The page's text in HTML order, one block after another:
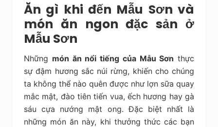
Ăn gì khi đến Mẫu Sơn và
món ăn ngon đặc sản ở
Mẫu Sơn
Những món ăn nổi tiếng của Mẫu Sơn thực
sự đậm hương sắc núi rừng, khiến cho chúng
ta không thể nào quên được như lợn sữa quay
mắc mật, đào tiên tiến vua, ếch hương hay gà
sáu cựa nướng mật ong. Đặc biệt nhất là
những món ăn này, khi thưởng thức các bạn